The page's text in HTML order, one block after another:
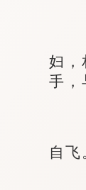
事
妇，
手，
元.
自